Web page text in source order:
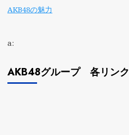
AKB48の魅力
a:
AKB48グループ 各リンク